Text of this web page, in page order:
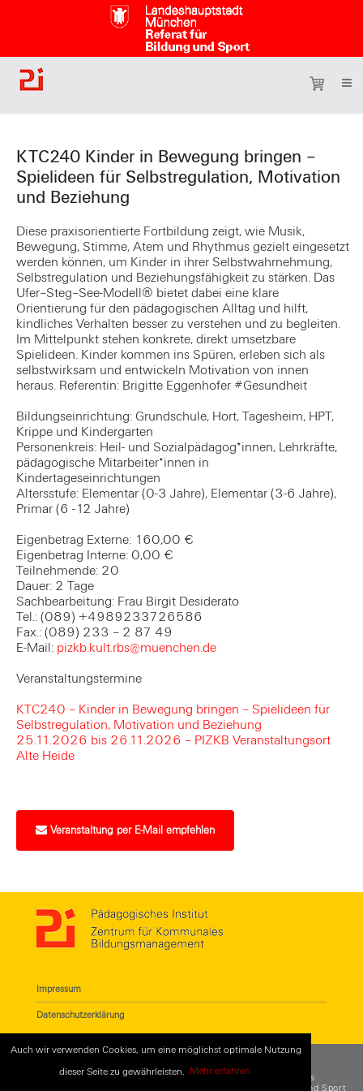
Auch wir verwenden Cookies, um eine möglichst optimale Nutzung
dieser Seite zu gewährleisten. Mehr erfahren
KTC240 Kinder in Bewegung bringen –
Spielideen für Selbstregulation, Motivation
und Beziehung
Diese praxisorientierte Fortbildung zeigt, wie Musik,
Bewegung, Stimme, Atem und Rhythmus gezielt eingesetzt
werden können, um Kinder in ihrer Selbstwahrnehmung,
Selbstregulation und Beziehungsfähigkeit zu stärken. Das
Ufer–Steg–See-Modell® bietet dabei eine klare
Orientierung für den pädagogischen Alltag und hilft,
kindliches Verhalten besser zu verstehen und zu begleiten.
Im Mittelpunkt stehen konkrete, direkt umsetzbare
Spielideen. Kinder kommen ins Spüren, erleben sich als
selbstwirksam und entwickeln Motivation von innen
heraus. Referentin: Brigitte Eggenhofer #Gesundheit
Bildungseinrichtung: Grundschule, Hort, Tagesheim, HPT,
Krippe und Kindergarten
Personenkreis: Heil- und Sozialpädagog*innen, Lehrkräfte,
pädagogische Mitarbeiter*innen in
Kindertageseinrichtungen
Altersstufe: Elementar (0-3 Jahre), Elementar (3-6 Jahre),
Primar (6 -12 Jahre)
Eigenbetrag Externe: 160,00 €
Eigenbetrag Interne: 0,00 €
Teilnehmende: 20
Dauer: 2 Tage
Sachbearbeitung: Frau Birgit Desiderato
Tel.: (089) +4989233726586
Fax.: (089) 233 – 2 87 49
E-Mail: pizkb.kult.rbs@muenchen.de
Veranstaltungstermine
KTC240 – Kinder in Bewegung bringen – Spielideen für
Selbstregulation, Motivation und Beziehung
25.11.2026 bis 26.11.2026 – PIZKB Veranstaltungsort
Alte Heide
Veranstaltung per E-Mail empfehlen
Impressum
Datenschutzerklärung
© 2018Pädagogisches Institut - Zentrum für Kommunales
Referats für Bildung und Sport